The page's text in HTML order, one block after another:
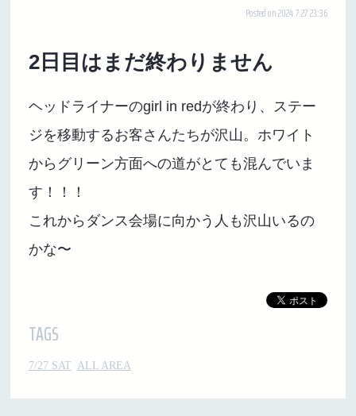
Posted on 2024.7.27 23:36
2日目はまだ終わりません
ヘッドライナーのgirl in redが終わり、ステー
ジを移動するお客さんたちが沢山。ホワイト
からグリーン方面への道がとても混んでいま
す！！！
これからダンス会場に向かう人も沢山いるの
かな〜
TAGS
7/27 SAT ALL AREA